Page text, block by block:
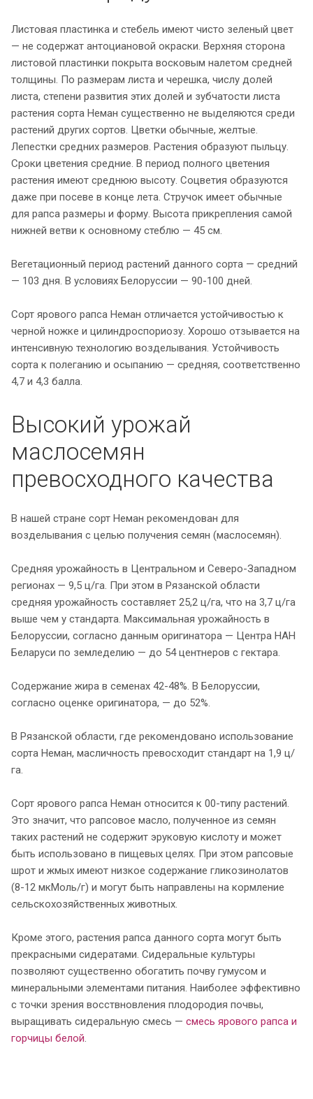
Листовая пластинка и стебель имеют чисто зеленый цвет
— не содержат антоциановой окраски. Верхняя сторона
листовой пластинки покрыта восковым налетом средней
толщины. По размерам листа и черешка, числу долей
листа, степени развития этих долей и зубчатости листа
растения сорта Неман существенно не выделяются среди
растений других сортов. Цветки обычные, желтые.
Лепестки средних размеров. Растения образуют пыльцу.
Сроки цветения средние. В период полного цветения
растения имеют среднюю высоту. Соцветия образуются
даже при посеве в конце лета. Стручок имеет обычные
для рапса размеры и форму. Высота прикрепления самой
нижней ветви к основному стеблю — 45 см.
Вегетационный период растений данного сорта — средний
— 103 дня. В условиях Белоруссии — 90-100 дней.
Сорт ярового рапса Неман отличается устойчивостью к
черной ножке и цилиндроспориозу. Хорошо отзывается на
интенсивную технологию возделывания. Устойчивость
сорта к полеганию и осыпанию — средняя, соответственно
4,7 и 4,3 балла.
Высокий урожай
маслосемян
превосходного качества
В нашей стране сорт Неман рекомендован для
возделывания с целью получения семян (маслосемян).
Средняя урожайность в Центральном и Северо-Западном
регионах — 9,5 ц/га. При этом в Рязанской области
средняя урожайность составляет 25,2 ц/га, что на 3,7 ц/га
выше чем у стандарта. Максимальная урожайность в
Белоруссии, согласно данным оригинатора — Центра НАН
Беларуси по земледелию — до 54 центнеров с гектара.
Содержание жира в семенах 42-48%. В Белоруссии,
согласно оценке оригинатора, — до 52%.
В Рязанской области, где рекомендовано использование
сорта Неман, масличность превосходит стандарт на 1,9 ц/
га.
Сорт ярового рапса Неман относится к 00-типу растений.
Это значит, что рапсовое масло, полученное из семян
таких растений не содержит эруковую кислоту и может
быть использовано в пищевых целях. При этом рапсовые
шрот и жмых имеют низкое содержание гликозинолатов
(8-12 мкМоль/г) и могут быть направлены на кормление
сельскохозяйственных животных.
Кроме этого, растения рапса данного сорта могут быть
прекрасными сидератами. Сидеральные культуры
позволяют существенно обогатить почву гумусом и
минеральными элементами питания. Наиболее эффективно
с точки зрения восствновления плодородия почвы,
выращивать сидеральную смесь — смесь ярового рапса и
горчицы белой.